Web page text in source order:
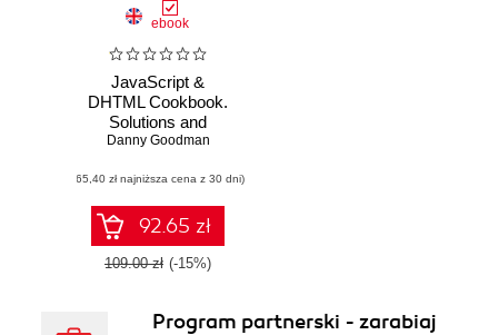
ebook
JavaScript &
DHTML Cookbook.
Solutions and
Example for Web
Danny Goodman
(65,40 zł najniższa cena z 30 dni)
92.65 zł
109.00 zł (-15%)
Program partnerski - zarabiaj